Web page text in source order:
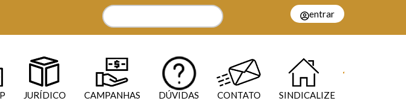
entrar
JURÍDICO CAMPANHAS DÚVIDAS CONTATO SINDICALIZE